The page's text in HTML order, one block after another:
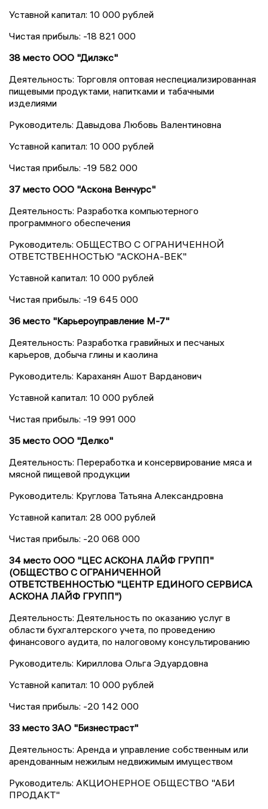
Уставной капитал: 10 000 рублей
Чистая прибыль: -18 821 000
38 место ООО "Дилэкс"
Деятельность: Торговля оптовая неспециализированная
пищевыми продуктами, напитками и табачными
изделиями
Руководитель: Давыдова Любовь Валентиновна
Уставной капитал: 10 000 рублей
Чистая прибыль: -19 582 000
37 место ООО "Аскона Венчурс"
Деятельность: Разработка компьютерного
программного обеспечения
Руководитель: ОБЩЕСТВО С ОГРАНИЧЕННОЙ
ОТВЕТСТВЕННОСТЬЮ "АСКОНА-ВЕК"
Уставной капитал: 10 000 рублей
Чистая прибыль: -19 645 000
36 место "Карьероуправление М-7"
Деятельность: Разработка гравийных и песчаных
карьеров, добыча глины и каолина
Руководитель: Караханян Ашот Варданович
Уставной капитал: 10 000 рублей
Чистая прибыль: -19 991 000
35 место ООО "Делко"
Деятельность: Переработка и консервирование мяса и
мясной пищевой продукции
Руководитель: Круглова Татьяна Александровна
Уставной капитал: 28 000 рублей
Чистая прибыль: -20 068 000
34 место ООО "ЦЕС АСКОНА ЛАЙФ ГРУПП"
(ОБЩЕСТВО С ОГРАНИЧЕННОЙ
ОТВЕТСТВЕННОСТЬЮ "ЦЕНТР ЕДИНОГО СЕРВИСА
АСКОНА ЛАЙФ ГРУПП")
Деятельность: Деятельность по оказанию услуг в
области бухгалтерского учета, по проведению
финансового аудита, по налоговому консультированию
Руководитель: Кириллова Ольга Эдуардовна
Уставной капитал: 10 000 рублей
Чистая прибыль: -20 142 000
33 место ЗАО "Бизнестраст"
Деятельность: Аренда и управление собственным или
арендованным нежилым недвижимым имуществом
Руководитель: АКЦИОНЕРНОЕ ОБЩЕСТВО "АБИ
ПРОДАКТ"